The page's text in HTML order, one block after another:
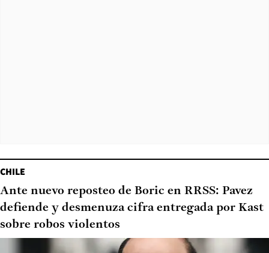
CHILE
Ante nuevo reposteo de Boric en RRSS: Pavez
defiende y desmenuza cifra entregada por Kast
sobre robos violentos